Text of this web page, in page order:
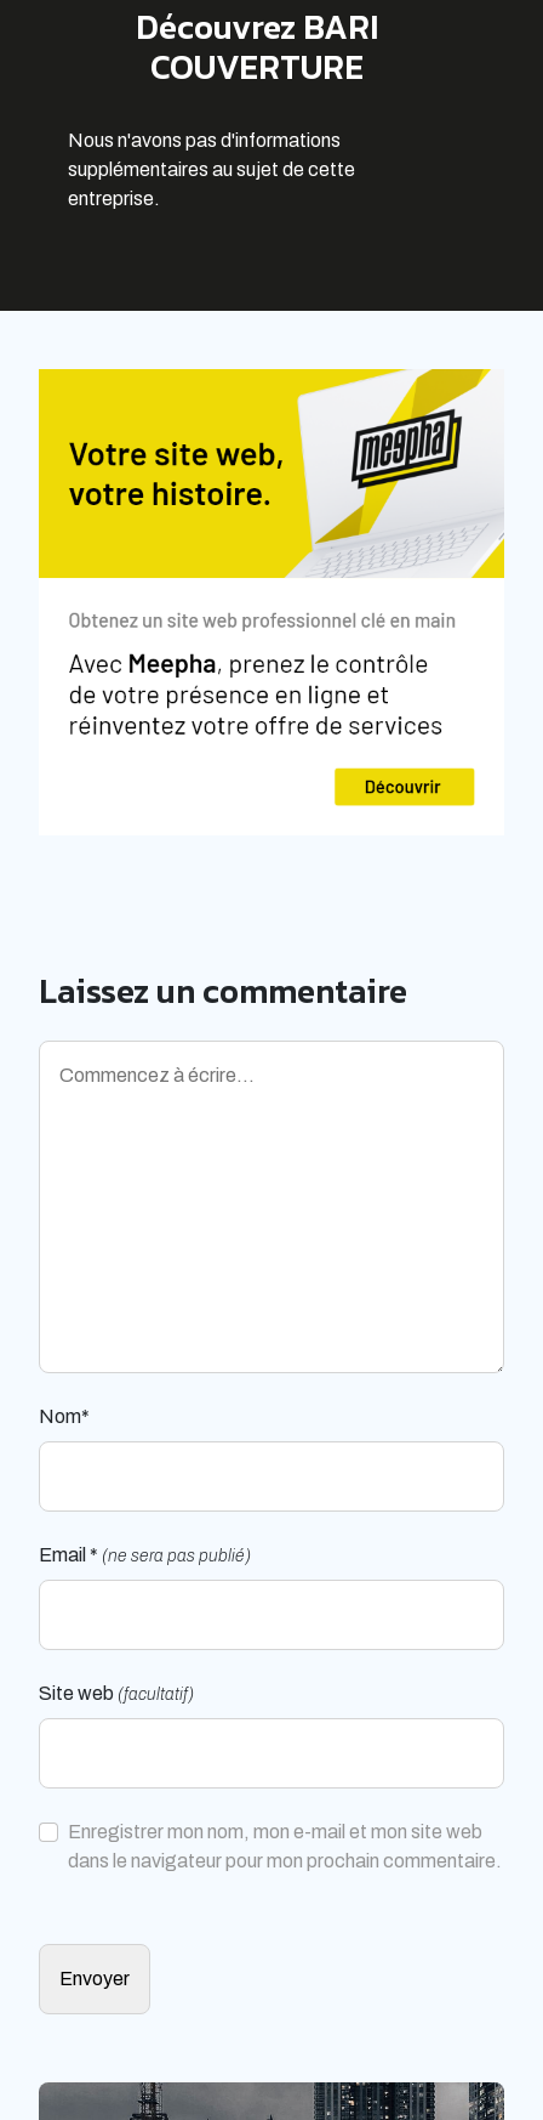
Découvrez BARI
COUVERTURE
Nous n'avons pas d'informations
supplémentaires au sujet de cette
entreprise.
Laissez un commentaire
Nom*
Email * (ne sera pas publié)
Site web (facultatif)
Enregistrer mon nom, mon e-mail et mon site web
dans le navigateur pour mon prochain commentaire.